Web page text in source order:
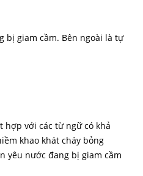
bị giam cầm. Bên ngoài là tự
với các từ ngữ có khả
khao khát cháy bỏng
yêu nước đang bị giam cầm